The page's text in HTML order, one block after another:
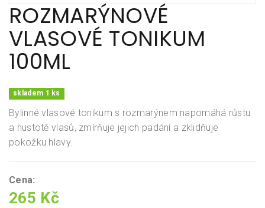
ROZMARÝNOVÉ
VLASOVÉ TONIKUM
100ML
skladem 1 ks
Bylinné vlasové tonikum s rozmarýnem napomáhá růstu
a hustotě vlasů, zmírňuje jejich padání a zklidňuje
pokožku hlavy.
Cena:
265 Kč